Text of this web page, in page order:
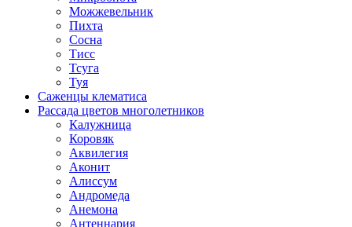
Можжевельник
Пихта
Сосна
Тисс
Тсуга
Туя
Саженцы клематиса
Рассада цветов многолетников
Калужница
Коровяк
Аквилегия
Аконит
Алиссум
Андромеда
Анемона
Антеннария